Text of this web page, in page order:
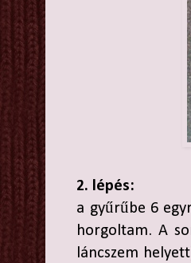
2. lépés:
a gyűrűbe 6
horgoltam. A
láncszem